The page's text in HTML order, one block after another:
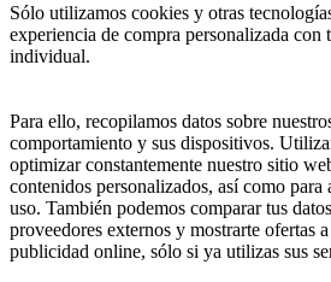
Sólo utilizamos cookies y otras
experiencia de compra personalizada con
individual.
Para ello, recopilamos datos sobre
comportamiento y sus dispositivos.
optimizar constantemente nuestro sitio
contenidos personalizados, así como para
uso. También podemos comparar tus
proveedores externos y mostrarte ofertas
publicidad online, sólo si ya utilizas sus